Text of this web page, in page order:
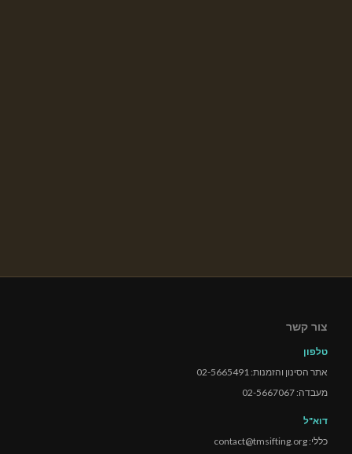
צור קשר
טלפון
אתר הסינון והזמנות: 02-5665491
מעבדה: 02-5667067
דוא"ל
כללי: contact@tmsifting.org